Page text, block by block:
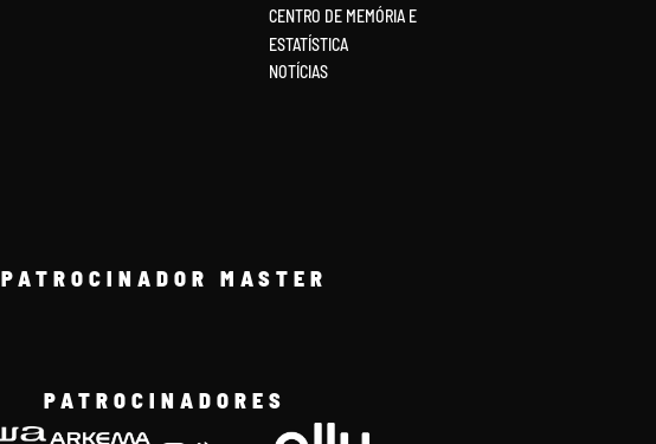
CENTRO DE MEMÓRIA E
ESTATÍSTICA
NOTÍCIAS
PATROCINADOR MASTER
PATROCINADORES